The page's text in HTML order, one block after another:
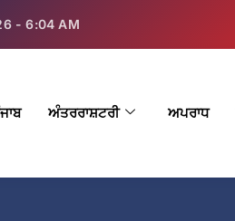
- 6:04 AM
ਅੰਤਰਰਾਸ਼ਟਰੀ ਅਪਰਾਧ